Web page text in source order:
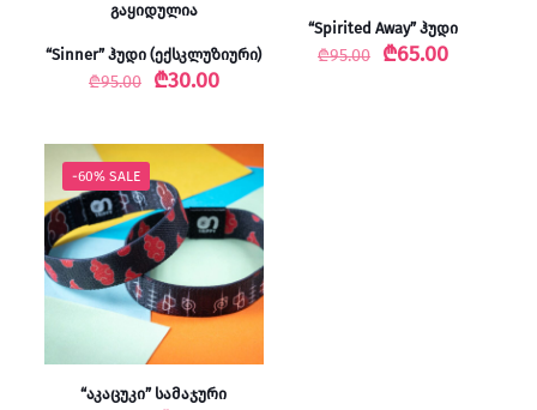
გაყიდულია
“Sinner” ჰუდი (ექსკლუზიური)
₾95.00
Original
₾95.00.
₾30.00Current
₾30.00.
“Spirited Away” ჰუდი
₾95.00
Original
₾65.00Current
-60% SALE
“აკაცუკი” სამაჯური